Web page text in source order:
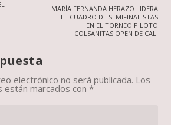
MARÍA FERNANDA HERAZO LIDERA
EL CUADRO DE SEMIFINALISTAS
EN EL TORNEO PILOTO
COLSANITAS OPEN DE CALI
electrónico no será publicada. Los
están marcados con*